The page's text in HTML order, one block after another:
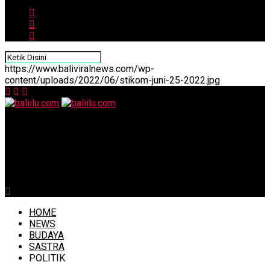
https://www.baliviralnews.com/wp-
content/uploads/2022/06/stikom-juni-25-2022.jpg
HOME
NEWS
BUDAYA
SASTRA
POLITIK